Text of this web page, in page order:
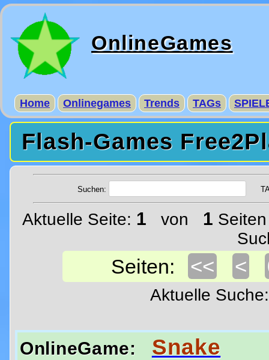
OnlineGames
Home Onlinegames Trends TAGs
Flash-Games
Suchen:
Aktuelle Seite: 1 von 1
Seiten: << <
Aktuelle
OnlineGame: Snake